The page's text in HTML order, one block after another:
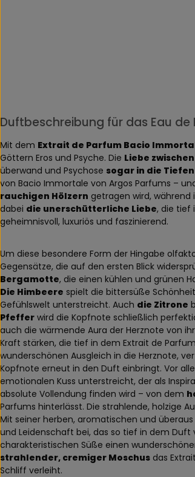
Duftbeschreibung für das Eau
Mit dem Extrait de Parfum Bacio
Göttern Eros und Psyche. Die Liebe
überwand und Psychose sogar in die
von Bacio Immortale von Argos Parfums –
rauchigen Hölzern getragen wird,
dabei die unerschütterliche Liebe, die tief
geheimnisvoll, luxuriös und faszinierend.
Um diese besondere Form der Hingabe
Gegensätze, die auf den ersten Blick
Bergamotte, die einen kühlen und grünen
Die Himbeere spielt die bittersüße
Gefühlswelt unterstreicht. Auch die Zitrone
Pfeffer wird die Kopfnote schließlich
auch die wärmende Aura der Herznote von
Kraft stärken, die tief in dem Extrait de
wunderschönen Ausgleich in die Herznote,
Kopfnote erneut in den Duft einbringt. Vor
emotionalen Kuss unterstreicht, der als
absolute Vollendung finden wird – von dem
Parfums hinterlässt. Die strahlende, holzige
Mit seiner herben, aromatischen und
und Leidenschaft bei, das so tief in dem Duft
charakteristischen Süße einen
strahlender, cremiger Moschus das
Schliff verleiht.